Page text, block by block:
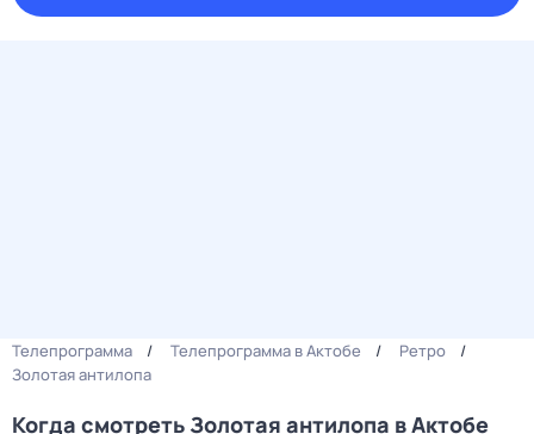
Телепрограмма Телепрограмма в Актобе
Ретро
Золотая антилопа
Когда смотреть Золотая антилопа в Актобе